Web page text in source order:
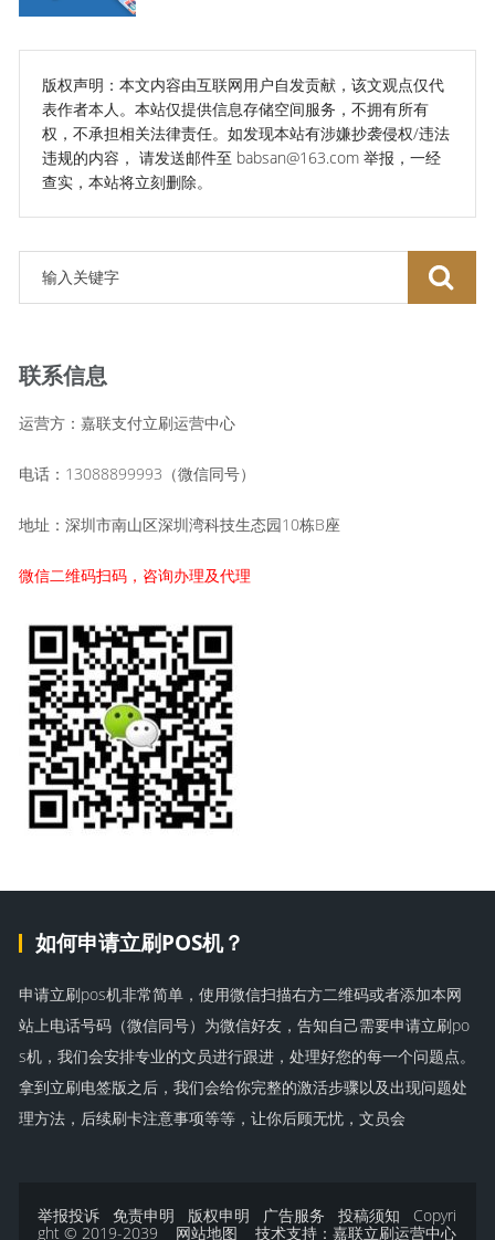
版权声明：本文内容由互联网用户自发贡献，该文观点仅代
表作者本人。本站仅提供信息存储空间服务，不拥有所有
权，不承担相关法律责任。如发现本站有涉嫌抄袭侵权/违法
违规的内容， 请发送邮件至 babsan@163.com 举报，一经
查实，本站将立刻删除。
联系信息
运营方：嘉联支付立刷运营中心
电话：13088899993（微信同号）
地址：深圳市南山区深圳湾科技生态园10栋B座
微信二维码扫码，咨询办理及代理
如何申请立刷POS机？
申请立刷pos机非常简单，使用微信扫描右方二维码或者添加本网
站上电话号码（微信同号）为微信好友，告知自己需要申请立刷po
s机，我们会安排专业的文员进行跟进，处理好您的每一个问题点。
拿到立刷电签版之后，我们会给你完整的激活步骤以及出现问题处
理方法，后续刷卡注意事项等等，让你后顾无忧，文员会
举报投诉 免责申明 版权申明 广告服务 投稿须知 Copyri
ght © 2019-2039 网站地图 技术支持：嘉联立刷运营中心